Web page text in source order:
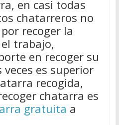
en casi todas
chatarreros no
recoger la
trabajo,
en recoger su
es superior
recogida,
chatarra es
gratuita a